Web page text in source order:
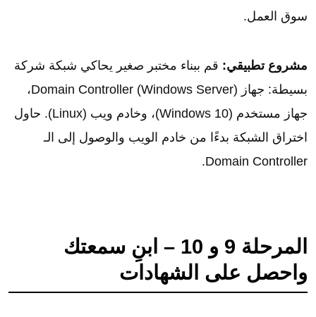
سوق العمل.
مشروع تطبيقي: قم ببناء مختبر صغير يحاكي شبكة شركة
بسيطة: جهاز Domain Controller (Windows Server)،
جهاز مستخدم (Windows 10)، وخادم ويب (Linux). حاول
اختراق الشبكة بدءًا من خادم الويب والوصول إلى الـ
Domain Controller.
المرحلة 9 و 10 – ابنِ سمعتك
واحصل على الشهادات